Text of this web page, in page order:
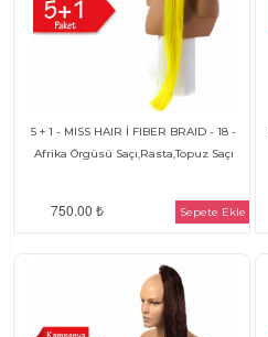
5 + 1 - MISS HAIR İ FIBER BRAID - 18 -
Afrika Örgüsü Saçı,Rasta,Topuz Saçı
750.00 ₺ Sepete Ekle